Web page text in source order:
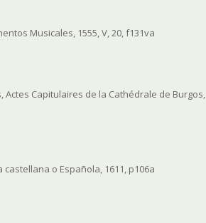
Musicales, 1555, V, 20, f131va
Actes Capitulaires de la Cathédrale de Burgos,
o Española, 1611, p106a